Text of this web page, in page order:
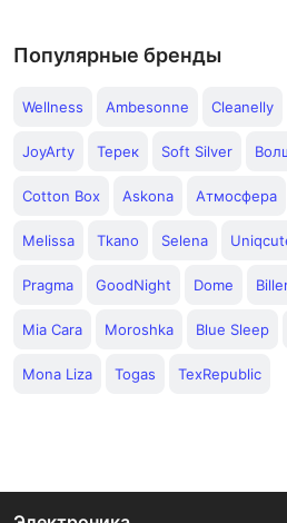
Популярные бренды
Wellness Ambesonne Cleanelly
JoyArty Терек Soft Silver
Cotton Box Askona Атмосфера
Melissa Tkano Selena
Pragma GoodNight Dome
Mia Cara Moroshka Blue Sleep
Mona Liza Togas TexRepublic